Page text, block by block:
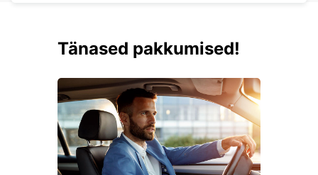
Tänased pakkumised!